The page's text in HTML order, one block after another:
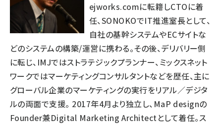
ejworks.comに転籍しCTOに着
任、SONOKOでIT推進室長として、
自社の基幹システムやECサイトな
どのシステムの構築/運営に携わる。その後、デリバリー側
に転じ、IMJではストラテジックプランナー、ミックスネット
ワークではマーケティングコンサルタントなどを歴任、主に
グローバル企業のマーケティングの実行をリアル／デジタ
ルの両面で支援。 2017年4月より独立し、MaP designの
Founder兼Digital Marketing Architectとして着任。ス